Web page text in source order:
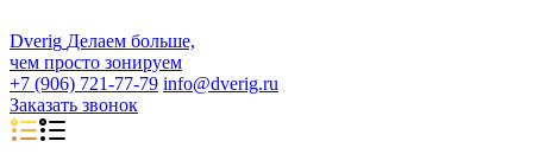
Dverig Делаем больше,
чем просто зонируем
+7 (906) 721-77-79 info@dverig.ru
Заказать звонок